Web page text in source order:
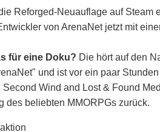
Reforged-Neuauflage auf Steam
von ArenaNet jetzt mit
für eine Doku? Die hört auf den
und ist vor ein paar Stunden
Second Wind and Lost & Found
des beliebten MMORPGs zurück.